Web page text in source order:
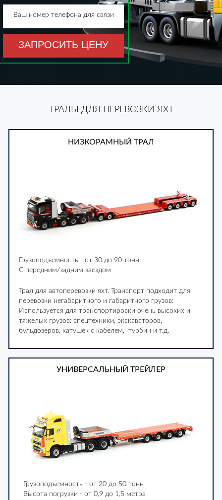
ЗАПРОСИТЬ ЦЕНУ
Ваш номер телефона для связи
ТРАЛЫ ДЛЯ ПЕРЕВОЗКИ ЯХТ
НИЗКОРАМНЫЙ ТРАЛ
Грузоподъемность - от 30 до 90 тонн
С передним/задним заездом
Трал для автоперевозки яхт. Транспорт подходит для
перевозки негабаритного и габаритного грузов:
Используется для транспортировки очень высоких и
тяжелых грузов: спецтехники, экскаваторов,
бульдозеров, катушек с кабелем, турбин и т.д.
УНИВЕРСАЛЬНЫЙ ТРЕЙЛЕР
Грузоподъемность - от 20 до 50 тонн
Высота погрузки - от 0,9 до 1,5 метра